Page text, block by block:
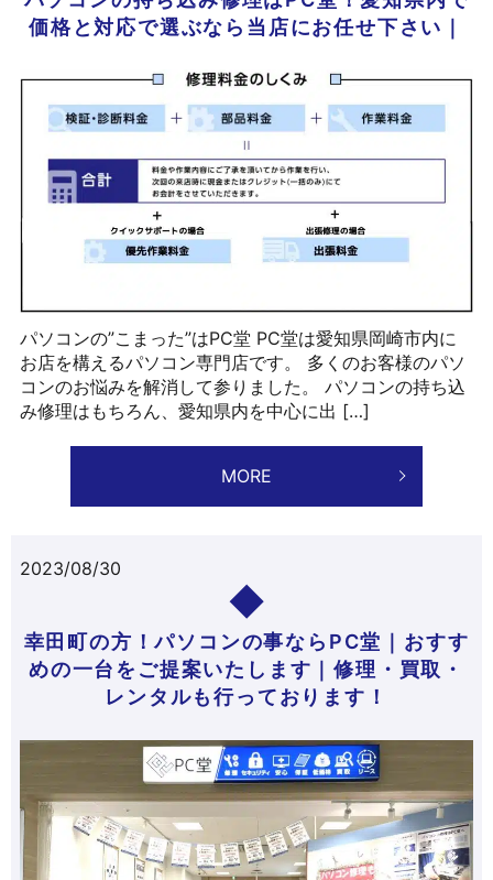
価格と対応で選ぶなら当店にお任せ下さい｜
パソコンの”こまった”はPC堂 PC堂は愛知県岡崎市内に
お店を構えるパソコン専門店です。 多くのお客様のパソ
コンのお悩みを解消して参りました。 パソコンの持ち込
み修理はもちろん、愛知県内を中心に出 […]
MORE
2023/08/30
幸田町の方！パソコンの事ならPC堂｜おすす
めの一台をご提案いたします｜修理・買取・
レンタルも行っております！